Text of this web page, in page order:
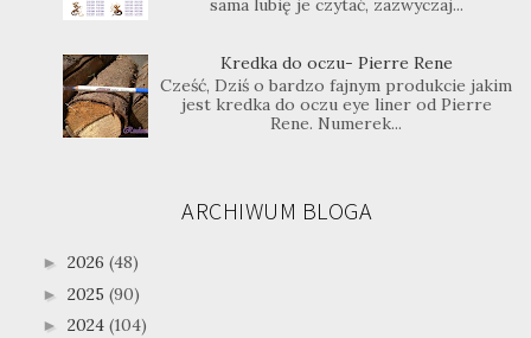
sama lubię je czytać, zazwyczaj...
Kredka do oczu- Pierre Rene
Cześć, Dziś o bardzo fajnym produkcie jakim
jest kredka do oczu eye liner od Pierre
Rene. Numerek...
ARCHIWUM BLOGA
► 2026 (48)
► 2025 (90)
► 2024 (104)